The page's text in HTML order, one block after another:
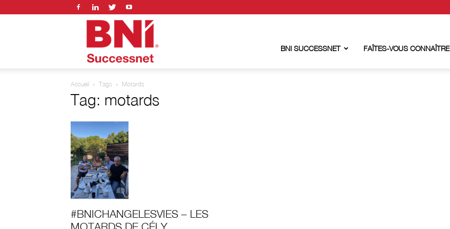
BNI SUCCESSNET FAÎTES-VOUS CONNAÎTRE
Accueil Tags Motards
Tag: motards
#BNICHANGELESVIES – LES
MOTARDS DE CÉLY